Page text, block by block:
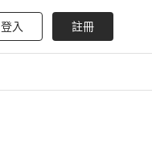
登入 註冊